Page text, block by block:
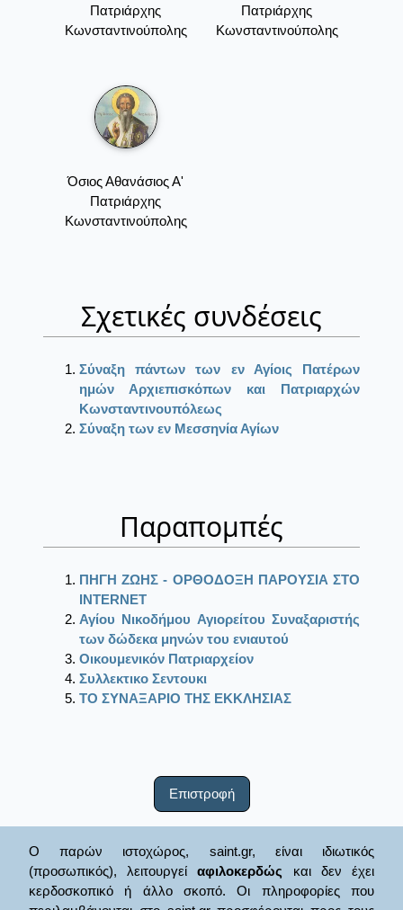
Πατριάρχης
Κωνσταντινούπολης
Πατριάρχης
Κωνσταντινούπολης
Όσιος Αθανάσιος Α'
Πατριάρχης
Κωνσταντινούπολης
Σχετικές συνδέσεις
Σύναξη πάντων των εν Αγίοις Πατέρων
ημών Αρχιεπισκόπων και Πατριαρχών
Κωνσταντινουπόλεως
Σύναξη των εν Μεσσηνία Αγίων
Παραπομπές
ΠΗΓΗ ΖΩΗΣ - ΟΡΘΟΔΟΞΗ ΠΑΡΟΥΣΙΑ ΣΤΟ
ΙΝΤΕRΝΕΤ
Αγίου Νικοδήμου Αγιορείτου Συναξαριστής
των δώδεκα μηνών του ενιαυτού
Οικουμενικόν Πατριαρχείον
Συλλεκτικο Σεντουκι
ΤΟ ΣΥΝΑΞΑΡΙΟ ΤΗΣ ΕΚΚΛΗΣΙΑΣ
Επιστροφή
Ο παρών ιστοχώρος, saint.gr, είναι ιδιωτικός
(προσωπικός), λειτουργείαφιλοκερδώς και δεν έχει
κερδοσκοπικό ή άλλο σκοπό. Οι πληροφορίες που